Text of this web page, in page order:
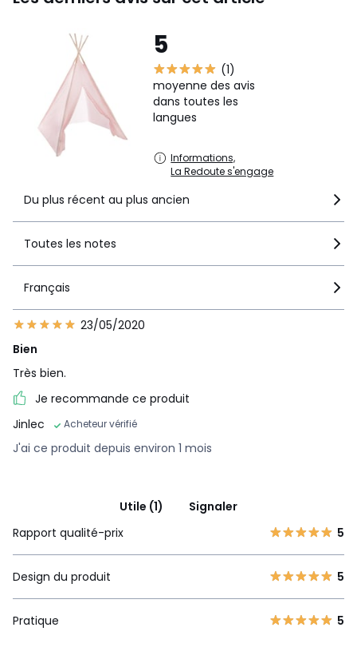
5
(1)
moyenne des avis
dans toutes les
langues
Informations,
La Redoute s'engage
Du plus récent au plus ancien
Toutes les notes
Français
23/05/2020
Bien
Très bien.
Je recommande ce produit
Jinlec
Acheteur vérifié
J'ai ce produit depuis environ 1 mois
Utile (1)
Signaler
Rapport qualité-prix
5
Design du produit 5
Pratique 5